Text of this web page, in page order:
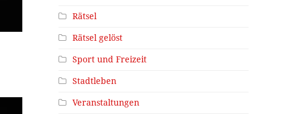
Rätsel
Rätsel gelöst
Sport und Freizeit
Stadtleben
Veranstaltungen